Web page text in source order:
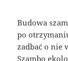
Budowa
po
zadbać o nie
Szambo